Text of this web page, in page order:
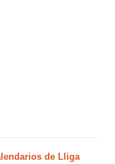
de Lliga